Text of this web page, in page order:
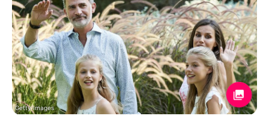
Stars
Filme & Serien
Lifestyle
Familie & Liebe
Promiflash Exklusiv
Getty Images